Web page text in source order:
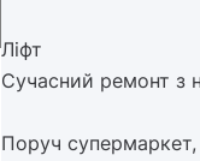
Ліфт
Сучасний ремонт з
Поруч